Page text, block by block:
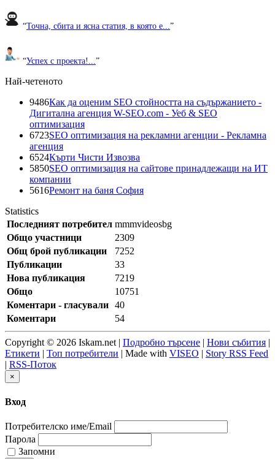
“Точна, сбита и ясна статия, в която е... ”
“Успех с проекта!... ”
Най-четеното
9486Как да оценим SEO стойността на съдържанието -
Дигитална агенция W-SEO.com - Уеб & SEO
оптимизация
6723SEO оптимизация на рекламни агенции - Рекламна
агенция
6524Кърти Чисти Извозва
5850SEO оптимизация на сайтове принадлежащи на ИТ
компании
5616Ремонт на баня София
Statistics
Последният потребител mmmvideosbg
Общо участници
2309
Общ брой публикации
7252
Публикации
33
Нова публикация
7219
Общо
10751
Коментари - гласували 40
Коментари
54
Copyright © 2026 Iskam.net | Подробно търсене | Нови събития |
Етикети | Топ потребители | Made with VISEO | Story RSS Feed
| RSS-Поток
×
Вход
Потребителско име/Email
Парола
Запомни